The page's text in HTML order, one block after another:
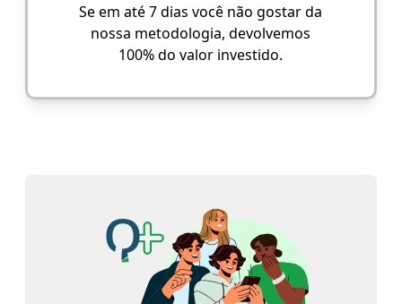
Se em até 7 dias você não gostar da
nossa metodologia, devolvemos
100% do valor investido.